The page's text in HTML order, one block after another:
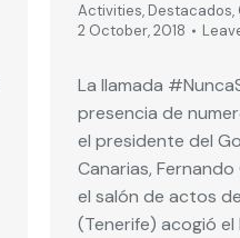
Activities, Destacados,
2 October, 2018
La llamada
presencia de
el presidente del
Canarias,
el salón de actos
(Tenerife) acogió